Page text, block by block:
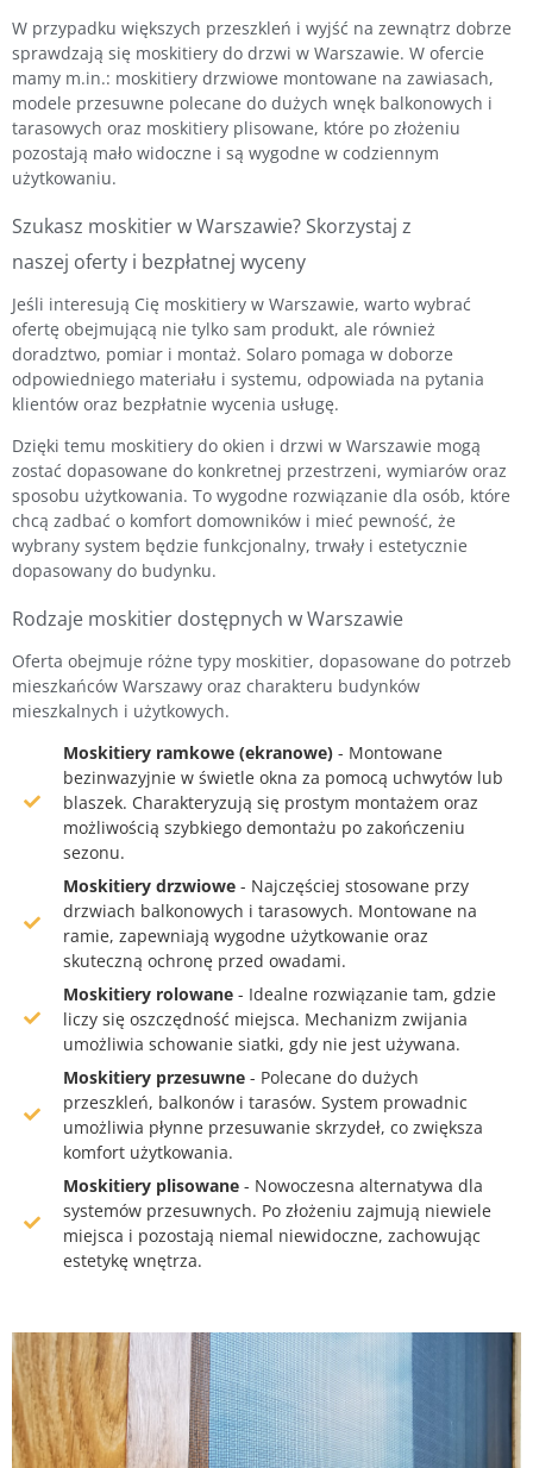
W przypadku większych przeszkleń i wyjść na zewnątrz dobrze
sprawdzają się moskitiery do drzwi w Warszawie. W ofercie
mamy m.in.: moskitiery drzwiowe montowane na zawiasach,
modele przesuwne polecane do dużych wnęk balkonowych i
tarasowych oraz moskitiery plisowane, które po złożeniu
pozostają mało widoczne i są wygodne w codziennym
użytkowaniu.
Szukasz moskitier w Warszawie? Skorzystaj z
naszej oferty i bezpłatnej wyceny
Jeśli interesują Cię moskitiery w Warszawie, warto wybrać
ofertę obejmującą nie tylko sam produkt, ale również
doradztwo, pomiar i montaż. Solaro pomaga w doborze
odpowiedniego materiału i systemu, odpowiada na pytania
klientów oraz bezpłatnie wycenia usługę.
Dzięki temu moskitiery do okien i drzwi w Warszawie mogą
zostać dopasowane do konkretnej przestrzeni, wymiarów oraz
sposobu użytkowania. To wygodne rozwiązanie dla osób, które
chcą zadbać o komfort domowników i mieć pewność, że
wybrany system będzie funkcjonalny, trwały i estetycznie
dopasowany do budynku.
Rodzaje moskitier dostępnych w Warszawie
Oferta obejmuje różne typy moskitier, dopasowane do potrzeb
mieszkańców Warszawy oraz charakteru budynków
mieszkalnych i użytkowych.
Moskitiery ramkowe (ekranowe)- Montowane
bezinwazyjnie w świetle okna za pomocą uchwytów lub
blaszek. Charakteryzują się prostym montażem oraz
możliwością szybkiego demontażu po zakończeniu
sezonu.
Moskitiery drzwiowe- Najczęściej stosowane przy
drzwiach balkonowych i tarasowych. Montowane na
ramie, zapewniają wygodne użytkowanie oraz
skuteczną ochronę przed owadami.
Moskitiery rolowane- Idealne rozwiązanie tam, gdzie
liczy się oszczędność miejsca. Mechanizm zwijania
umożliwia schowanie siatki, gdy nie jest używana.
Moskitiery przesuwne- Polecane do dużych
przeszkleń, balkonów i tarasów. System prowadnic
umożliwia płynne przesuwanie skrzydeł, co zwiększa
komfort użytkowania.
Moskitiery plisowane- Nowoczesna alternatywa dla
systemów przesuwnych. Po złożeniu zajmują niewiele
miejsca i pozostają niemal niewidoczne, zachowując
estetykę wnętrza.